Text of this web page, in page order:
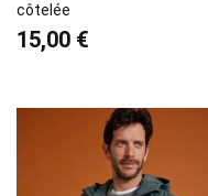
côtelée
15,00 €